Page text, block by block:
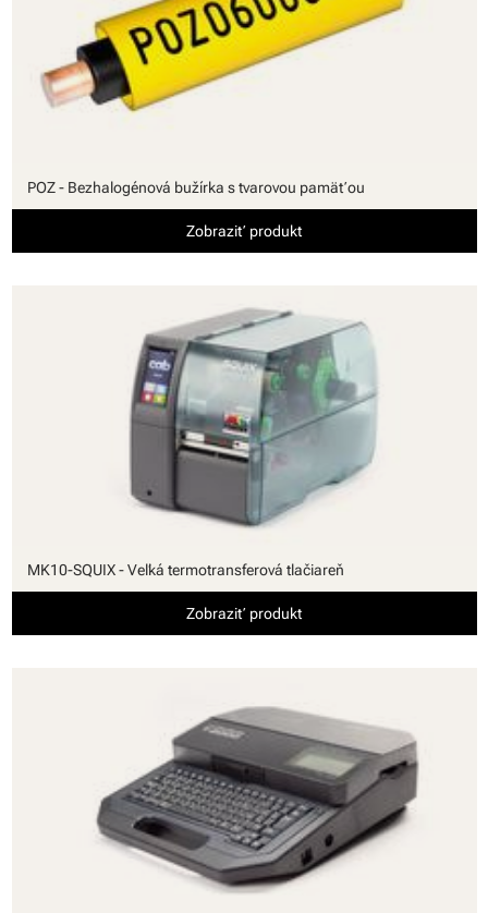
POZ - Bezhalogénová bužírka s tvarovou pamäťou
Zobraziť produkt
MK10-SQUIX - Veľká termotransferová tlačiareň
Zobraziť produkt